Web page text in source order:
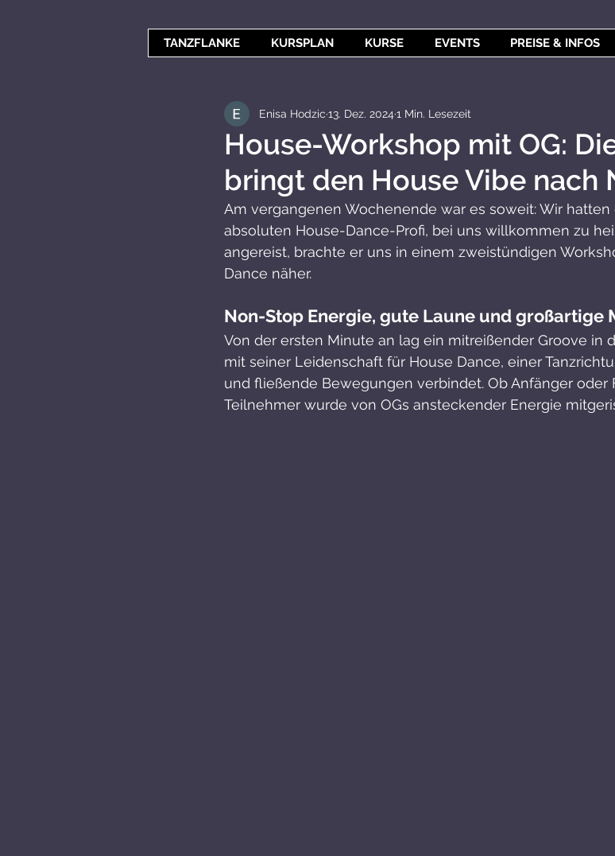
TANZFLANKE KURSPLAN KURSE EVENTS PREISE & INFOS
House-Workshop mit OG:
bringt den House Vibe nach
Enisa Hodzic 13. Dez. 2024 1 Min. Lesezeit
Am vergangenen Wochenende war es soweit: Wir hatten
absoluten House-Dance-Profi, bei uns willkommen zu
angereist, brachte er uns in einem zweistündigen
Dance näher.
Non-Stop Energie, gute Laune und großartige
Von der ersten Minute an lag ein mitreißender Groove in
mit seiner Leidenschaft für House Dance, einer
und fließende Bewegungen verbindet. Ob Anfänger oder
Teilnehmer wurde von OGs ansteckender Energie